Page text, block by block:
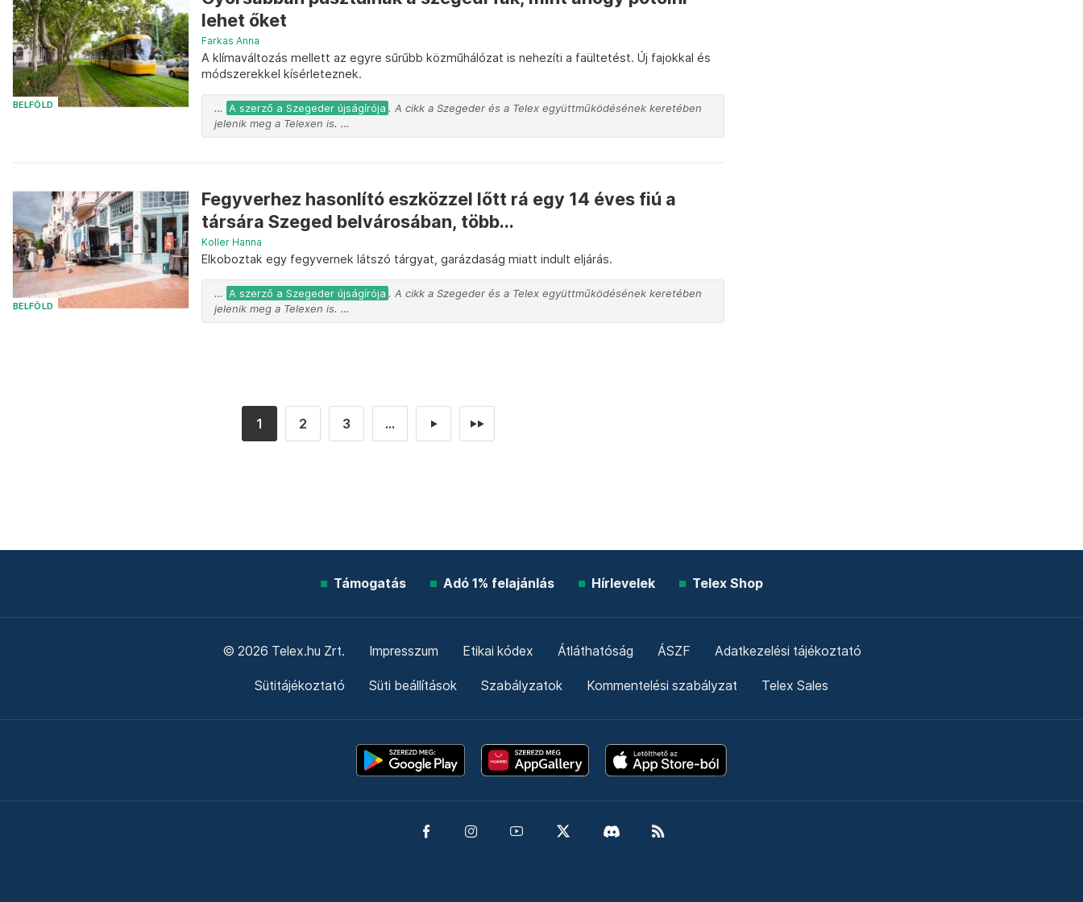
BELFÖLD
lehet őket
Farkas Anna
A klímaváltozás mellett az egyre sűrűbb közműhálózat is nehezíti a faültetést. Új fajokkal és
módszerekkel kísérleteznek.
… A szerző a Szegeder újságírója . A cikk a Szegeder és a Telex együttműködésének keretében
jelenik meg a Telexen is. …
BELFÖLD
Fegyverhez hasonlító eszközzel lőtt rá egy 14 éves fiú a
társára Szeged belvárosában, több...
Koller Hanna
Elkoboztak egy fegyvernek látszó tárgyat, garázdaság miatt indult eljárás.
… A szerző a Szegeder újságírója . A cikk a Szegeder és a Telex együttműködésének keretében
jelenik meg a Telexen is. …
1 2 3 ... ► ►►
Támogatás Adó 1% felajánlás Hírlevelek Telex Shop
© 2026 Telex.hu Zrt. Impresszum Etikai kódex Átláthatóság ÁSZF Adatkezelési tájékoztató
Sütitájékoztató Süti beállítások Szabályzatok Kommentelési szabályzat Telex Sales